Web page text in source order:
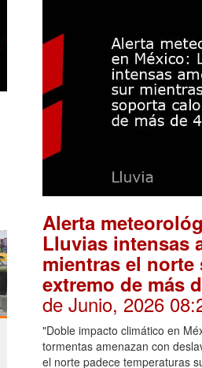
Alerta
Lluvias intensas
mientras el
extremo de más
de Junio, 2026
"Doble impacto climático en
tormentas amenazan con
el norte padece temperaturas